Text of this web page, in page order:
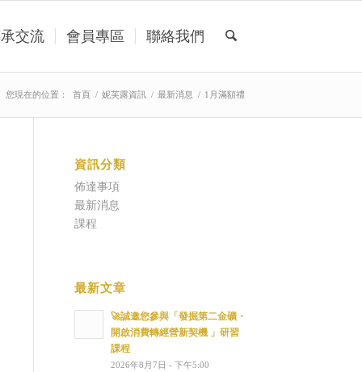
交流 會員專區 聯絡我們
您現在的位置： 首頁 / 妮芙露資訊 / 最新消息 / 1月滿額禮
資訊分類
佈達事項
最新消息
課程
最新文章
🚀誠邀您參與「發掘第二金礦・
開啟消費轉經營新契機 」研習
課程
2026年8月7日 - 下午5:00